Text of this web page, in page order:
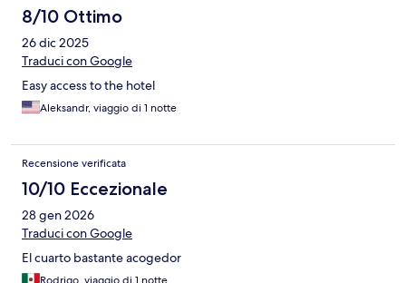
8/10 Ottimo
26 dic 2025
Traduci con Google
Easy access to the hotel
Aleksandr, viaggio di 1 notte
Recensione verificata
10/10 Eccezionale
28 gen 2026
Traduci con Google
El cuarto bastante acogedor